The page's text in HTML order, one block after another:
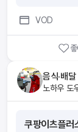
배달 라이더, '이
VOD
음식·배달
노하우 도
쿠팡이츠플러